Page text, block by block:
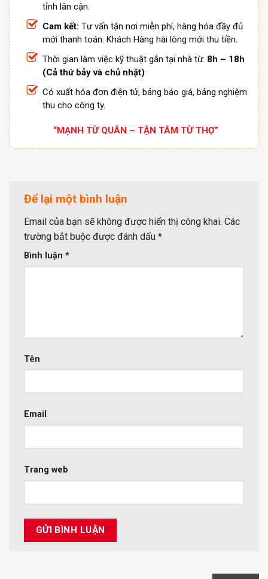
tỉnh lân cận.
Cam kết: Tư vấn tận nơi miễn phí, hàng hóa đầy đủ
mới thanh toán. Khách Hàng hài lòng mới thu tiền.
Thời gian làm việc kỹ thuật gắn tại nhà từ: 8h – 18h
(Cả thứ bảy và chủ nhật)
Có xuất hóa đơn điện tử, bảng báo giá, bảng nghiệm
thu cho công ty.
“MẠNH TỪ QUÂN – TẬN TÂM TỪ THỢ”
Để lại một bình luận
Email của bạn sẽ không được hiển thị công khai. Các
trường bắt buộc được đánh dấu *
Bình luận *
Tên
Email
Trang web